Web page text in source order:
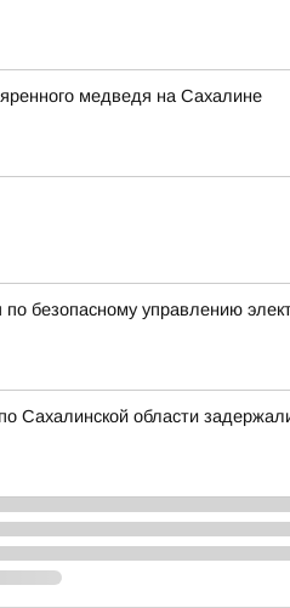
медведя на Сахалине
безопасному управлению
области